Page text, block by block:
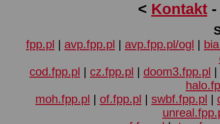
< Kontakt
fpp.pl | avp.fpp.pl | avp.fpp.pl/ogl |
cod.fpp.pl | cz.fpp.pl | doom3.fpp.pl |
moh.fpp.pl | of.fpp.pl | swbf.fpp.pl |